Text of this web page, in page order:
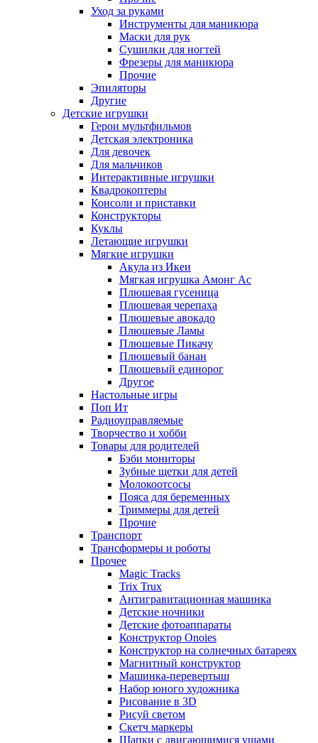
Уход за руками
Инструменты для маникюра
Маски для рук
Сушилки для ногтей
Фрезеры для маникюра
Прочие
Эпиляторы
Другие
Детские игрушки
Герои мультфильмов
Детская электроника
Для девочек
Для мальчиков
Интерактивные игрушки
Квадрокоптеры
Консоли и приставки
Конструкторы
Куклы
Летающие игрушки
Мягкие игрушки
Акула из Икеи
Мягкая игрушка Амонг Ас
Плюшевая гусеница
Плюшевая черепаха
Плюшевые авокадо
Плюшевые Ламы
Плюшевые Пикачу
Плюшевый банан
Плюшевый единорог
Другое
Настольные игры
Поп Ит
Радиоуправляемые
Творчество и хобби
Товары для родителей
Бэби мониторы
Зубные щетки для детей
Молокоотсосы
Пояса для беременных
Триммеры для детей
Прочие
Транспорт
Трансформеры и роботы
Прочее
Magic Tracks
Trix Trux
Антигравитационная машинка
Детские ночники
Детские фотоаппараты
Конструктор Onoies
Конструктор на солнечных батареях
Магнитный конструктор
Машинка-перевертыш
Набор юного художника
Рисование в 3D
Рисуй светом
Скетч маркеры
Шапки с двигающимися ушами